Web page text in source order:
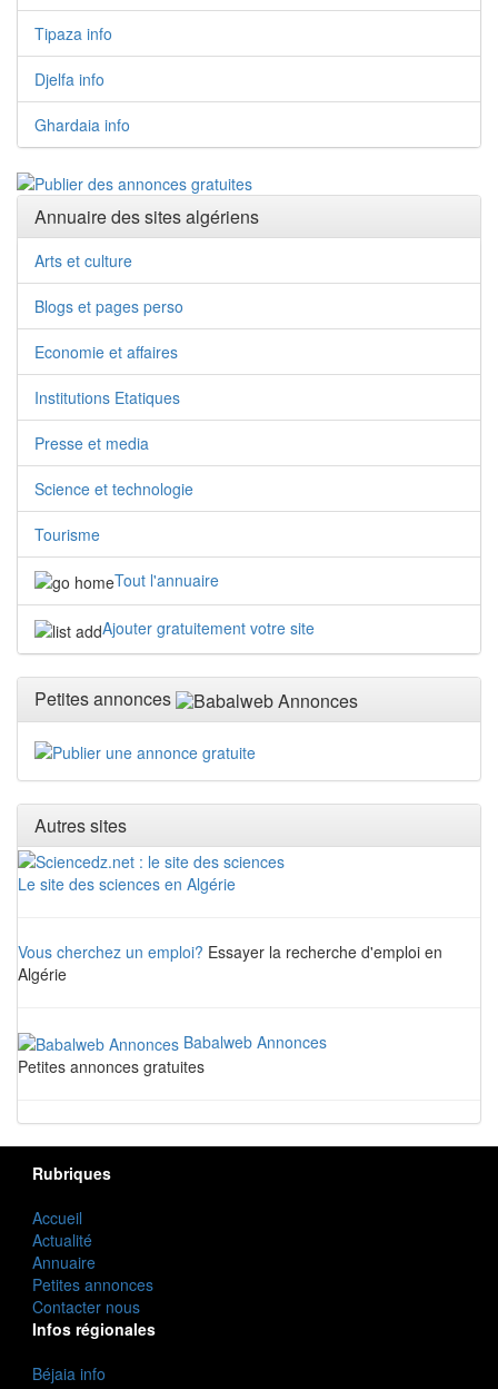
Tipaza info
Djelfa info
Ghardaia info
Annuaire des sites algériens
Arts et culture
Blogs et pages perso
Economie et affaires
Institutions Etatiques
Presse et media
Science et technologie
Tourisme
Tout l'annuaire
Ajouter gratuitement votre site
Petites annonces
Autres sites
Le site des sciences en Algérie
Vous cherchez un emploi? Essayer la recherche d'emploi en
Algérie
Babalweb Annonces
Petites annonces gratuites
Rubriques
Accueil
Actualité
Annuaire
Petites annonces
Contacter nous
Infos régionales
Béjaia info